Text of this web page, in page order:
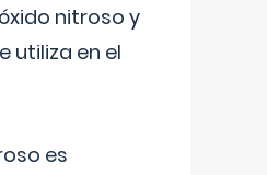
nitroso y
utiliza en el
es